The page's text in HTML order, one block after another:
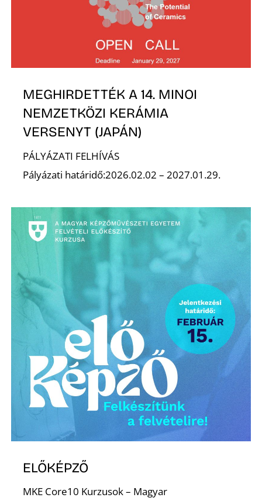
MEGHIRDETTÉK A 14. MINOI
NEMZETKÖZI KERÁMIA
VERSENYT (JAPÁN)
PÁLYÁZATI FELHÍVÁS
Pályázati határidő:2026.02.02 – 2027.01.29.
ELŐKÉPZŐ
MKE Core10 Kurzusok – Magyar